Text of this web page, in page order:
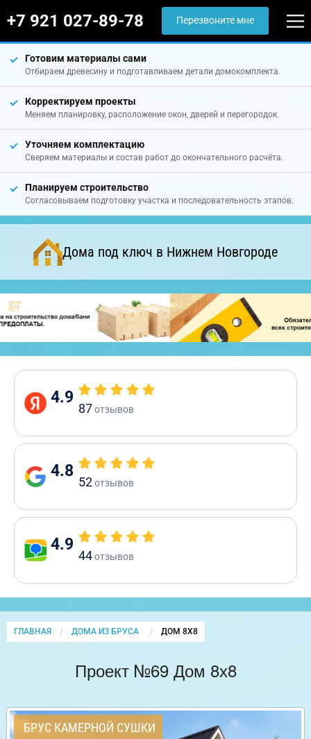
+7 921 027-89-78 Перезвоните мне
Готовим материалы сами
Отбираем древесину и подготавливаем детали домокомплекта.
Корректируем проекты
Меняем планировку, расположение окон, дверей и перегородок.
Уточняем комплектацию
Сверяем материалы и состав работ до окончательного расчёта.
Планируем строительство
Согласовываем подготовку участка и последовательность этапов.
Дома под ключ в Нижнем Новгороде
4.9
87отзывов
4.8
52отзывов
4.9
44отзывов
ГЛАВНАЯ ДОМА ИЗ БРУСА CURRENT:
ДОМ 8Х8
Проект №69 Дом 8х8
БРУС КАМЕРНОЙ СУШКИ